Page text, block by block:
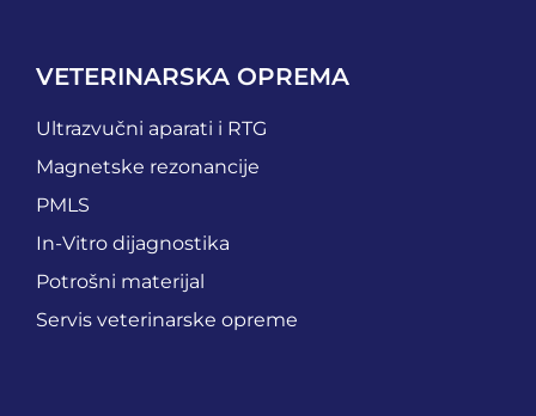
VETERINARSKA OPREMA
Ultrazvučni aparati i RTG
Magnetske rezonancije
PMLS
In-Vitro dijagnostika
Potrošni materijal
Servis veterinarske opreme